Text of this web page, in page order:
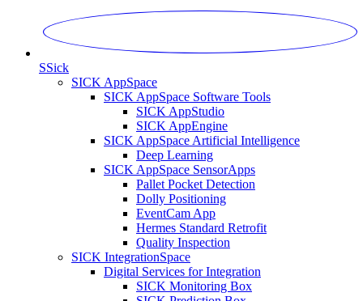
SSick
SICK AppSpace
SICK AppSpace Software Tools
SICK AppStudio
SICK AppEngine
SICK AppSpace Artificial Intelligence
Deep Learning
SICK AppSpace SensorApps
Pallet Pocket Detection
Dolly Positioning
EventCam App
Hermes Standard Retrofit
Quality Inspection
SICK IntegrationSpace
Digital Services for Integration
SICK Monitoring Box